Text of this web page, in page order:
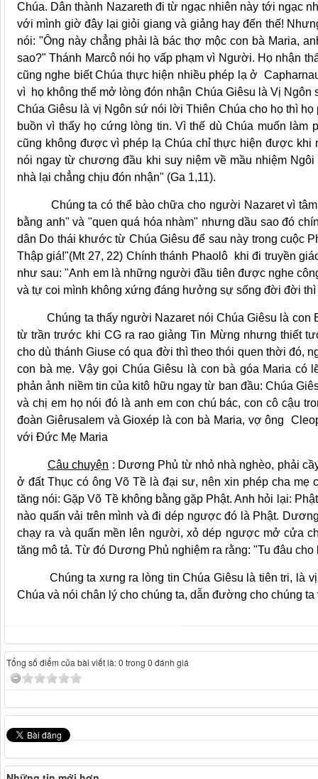
Chúa. Dân thành Nazareth đi từ ngạc nhiên này tới ngạc
với mình giờ đây lại giỏi giang và giảng hay đến thế!
nói: "Ông này chẳng phải là bác thợ mộc con bà Maria,
sao?" Thánh Marcô nói họ vấp phạm vì Người. Họ nhận
cũng nghe biết Chúa thực hiện nhiều phép lạ ở
vì họ không thể mở lòng đón nhận Chúa Giêsu là Vị
Chúa Giêsu là vị Ngôn sứ nói lời Thiên Chúa cho họ thì
buồn vì thấy họ cứng lòng tin. Vì thế dù Chúa muốn
cũng không được vì phép lạ Chúa chỉ thực hiện được
nói ngay từ chương đầu khi suy niệm về mầu nhiệm
nhà lại chẳng chịu đón nhận" (Ga 1,11).
Chúng ta có thể bào chữa cho người Nazaret vì tâm
bằng anh" và "quen quá hóa nhàm" nhưng dầu sao đó
dân Do thái khước từ Chúa Giêsu để sau này trong cuộc
Thập giá!"(Mt 27, 22) Chính thánh Phaolô khi đi truyền
như sau: "Anh em là những người đầu tiên được nghe
và tự coi mình không xứng đáng hưởng sự sống đời đời
Chúng ta thấy người Nazaret nói Chúa Giêsu là con
từ trần trước khi CG ra rao giảng Tin Mừng nhưng thiết
cho dù thánh Giuse có qua đời thì theo thói quen thời đó,
con bà mẹ. Vậy gọi Chúa Giêsu là con bà góa Maria có
phản ảnh niềm tin của kitô hữu ngay từ ban đầu: Chúa
và chị em họ nói đó là anh em con chú bác, con cô cậu
đoàn Giêrusalem và Gioxép là con bà Maria, vợ ông
với Đức Mẹ Maria
Câu chuyện : Dương Phủ từ nhỏ nhà nghèo, phải
ở đất Thục có ông Võ Tề là đại sư, nên xin phép cha
tăng nói: Gặp Võ Tề không bằng gặp Phật. Anh hỏi lại:
nào quấn vải trên mình và đi dép ngược đó là Phật.
chạy ra và quấn mền lên người, xỏ dép ngược mở cửa
tăng mô tả. Từ đó Dương Phủ nghiệm ra rằng: "Tu đâu
Chúng ta xưng ra lòng tin Chúa Giêsu là tiên tri, là vị
Chúa và nói chân lý cho chúng ta, dẫn đường cho chúng
Tổng số điểm của bài viết là: 0 trong 0 đánh giá